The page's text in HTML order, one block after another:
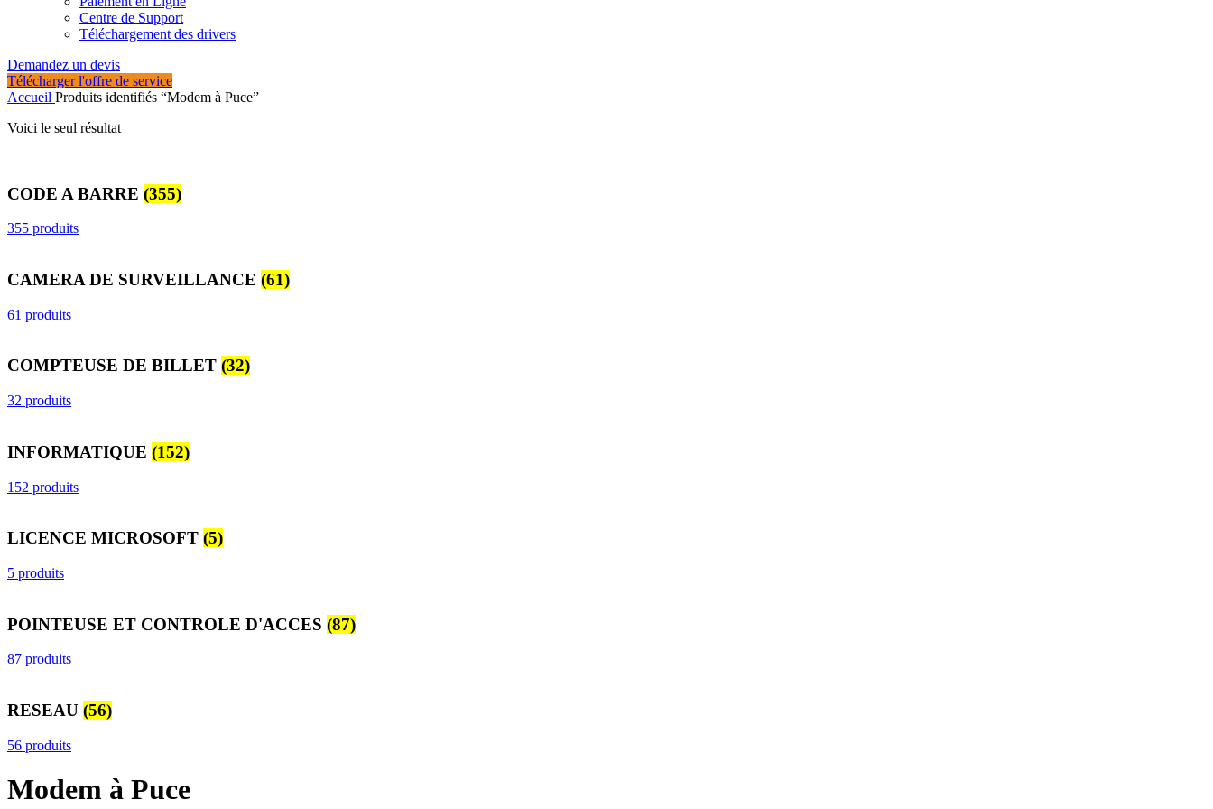
Centre de Support
Téléchargement des drivers
Demandez un devis
Télécharger l'offre de service
Accueil Produits identifiés “Modem à Puce”
Voici le seul résultat
CODE A BARRE (355)
355 produits
CAMERA DE SURVEILLANCE (61)
61 produits
COMPTEUSE DE BILLET (32)
32 produits
INFORMATIQUE (152)
152 produits
LICENCE MICROSOFT (5)
5 produits
POINTEUSE ET CONTROLE D'ACCES (87)
87 produits
RESEAU (56)
56 produits
Modem à Puce